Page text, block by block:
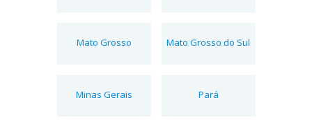
Mato Grosso Mato Grosso do Sul
Minas Gerais Pará